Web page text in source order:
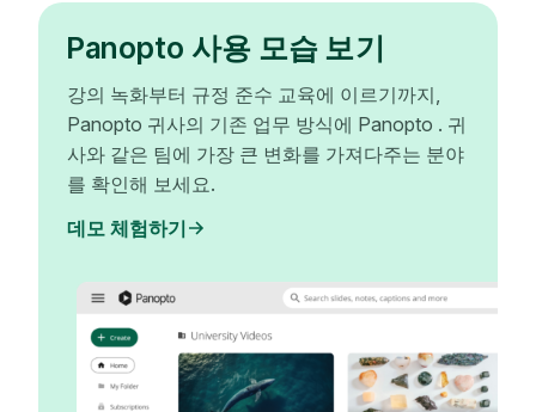
Panopto 사용 모습 보기
강의 녹화부터 규정 준수 교육에 이르기까지,
Panopto 귀사의 기존 업무 방식에 Panopto . 귀
사와 같은 팀에 가장 큰 변화를 가져다주는 분야
를 확인해 보세요.
데모 체험하기